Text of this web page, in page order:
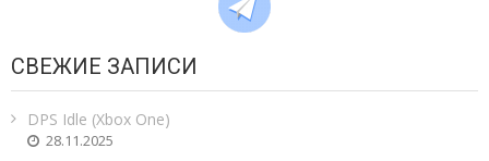
СВЕЖИЕ ЗАПИСИ
DPS Idle (Xbox One)
28.11.2025